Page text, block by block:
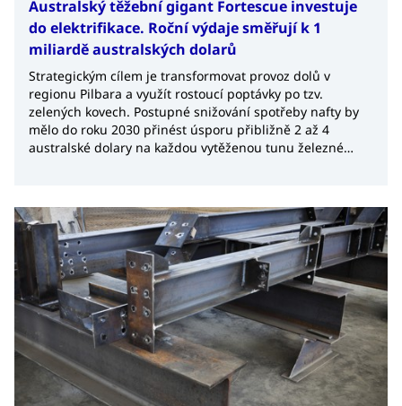
Australský těžební gigant Fortescue investuje
do elektrifikace. Roční výdaje směřují k 1
miliardě australských dolarů
Strategickým cílem je transformovat provoz dolů v
regionu Pilbara a využít rostoucí poptávky po tzv.
zelených kovech. Postupné snižování spotřeby nafty by
mělo do roku 2030 přinést úsporu přibližně 2 až 4
australské dolary na každou vytěženou tunu železné